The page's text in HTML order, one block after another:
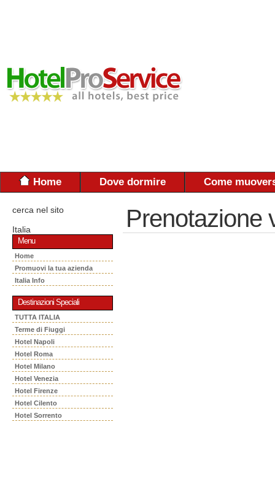
Home Dove dormire Come
cerca nel sito
Italia
Menu
Home
Promuovi la tua azienda
Italia Info
Destinazioni Speciali
TUTTA ITALIA
Terme di Fiuggi
Hotel Napoli
Hotel Roma
Hotel Milano
Hotel Venezia
Hotel Firenze
Hotel Cilento
Hotel Sorrento
Prenotazione